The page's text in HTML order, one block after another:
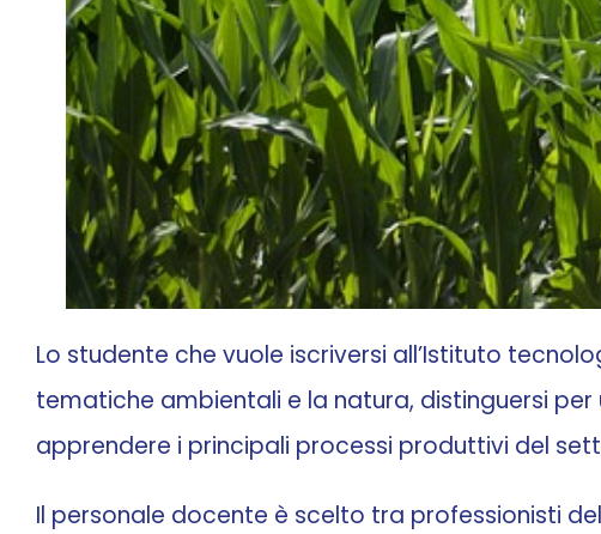
Lo studente che vuole iscriversi all’Istituto
tematiche ambientali e la natura, distinguersi
apprendere i principali processi produttivi del
Il personale docente è scelto tra professionisti